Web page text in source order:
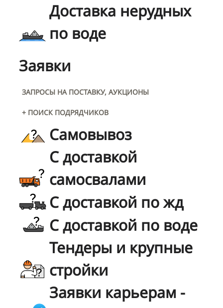
Доставка нерудных
по воде
Заявки
ЗАПРОСЫ НА ПОСТАВКУ, АУКЦИОНЫ
+ ПОИСК ПОДРЯДЧИКОВ
Самовывоз
С доставкой
самосвалами
С доставкой по жд
С доставкой по воде
Тендеры и крупные
стройки
Заявки карьерам -